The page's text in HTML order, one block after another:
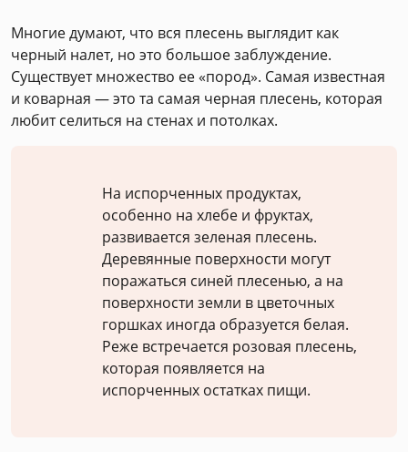
Многие думают, что вся плесень выглядит как
черный налет, но это большое заблуждение.
Существует множество ее «пород». Самая известная
и коварная — это та самая черная плесень, которая
любит селиться на стенах и потолках.
На испорченных продуктах,
особенно на хлебе и фруктах,
развивается зеленая плесень.
Деревянные поверхности могут
поражаться синей плесенью, а на
поверхности земли в цветочных
горшках иногда образуется белая.
Реже встречается розовая плесень,
которая появляется на
испорченных остатках пищи.